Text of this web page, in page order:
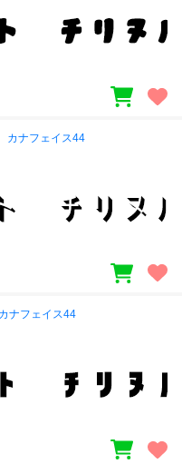
カナフェイス44
カナフェイス44